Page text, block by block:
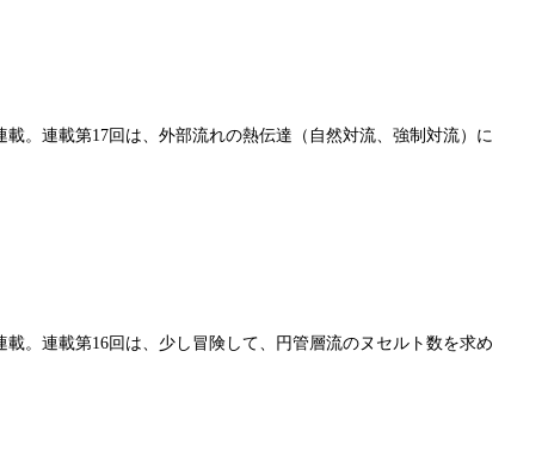
。連載第17回は、外部流れの熱伝達（自然対流、強制対流）に
。連載第16回は、少し冒険して、円管層流のヌセルト数を求め